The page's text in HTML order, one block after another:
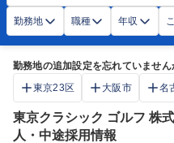
勤務地 職種 年収
勤務地の追加設定を忘れていません
東京23区
大阪市 名
東京クラシック ゴルフ 株
人・中途採用情報